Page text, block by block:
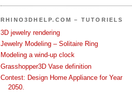
RHINO3DHELP.COM – TUTORIELS
3D jewelry rendering
Jewelry Modeling – Solitaire Ring
Modeling a wind-up clock
Grasshopper3D Vase definition
Contest: Design Home Appliance for Year
2050.